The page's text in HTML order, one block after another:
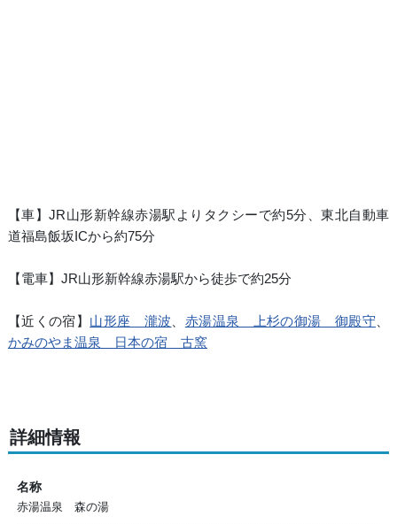
【車】JR山形新幹線赤湯駅よりタクシーで約5分、東北自動車
道福島飯坂ICから約75分
【電車】JR山形新幹線赤湯駅から徒歩で約25分
【近くの宿】 山形座 瀧波 赤湯温泉 上杉の御湯 御殿守
かみのやま温泉 日本の宿 古窯
詳細情報
名称
赤湯温泉 森の湯